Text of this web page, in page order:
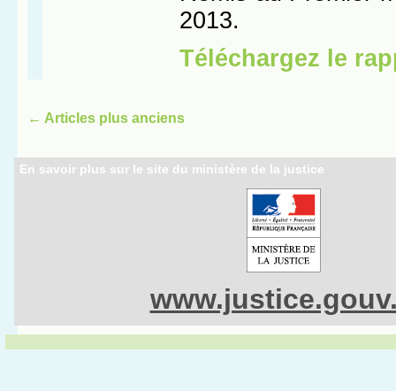
← Articles plus anciens
En savoir plus sur le site du ministère de la justice